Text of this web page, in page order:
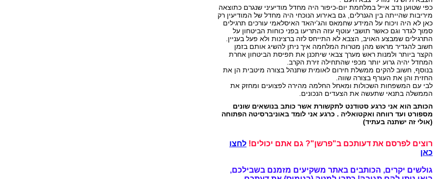
כפי שטוען נדב אייל במלחמת יום-כיפור היה מחדל מודיעיני שנגרם כתוצאה
מיריבות שהייתה בין הגנרלים, גם באירוע הנוכחי היה מחדל של המודיעין רק
כאן לא היה ויכוח על המידע שחמאס והג'יהאד האיסלאמי עורכים תרגילים
סמוך לגדר וגם כאשר תושבי עוטף עזה התריעו בפני כוחות הביטחון על
התרגילים שמבצע האויב, הצבא לא התייחס לזה ברצינות ולא פעל בעניין.
חשוב להגדיר מראש מהן מטרות המלחמה איך ניתן להשיג אותם בזמן
הקצר ביותר ולמנות ראש מערך צבאי שיתכנן את תפיסת הביטחון אחרת
המחדל יהיה גרוע יותר מכפי שהתחילה זירת הקרב.
בנוסף, חשוב להקים ממשלת חירום לאומית שתנהל בצורה מיטבית הן את
החזית והן את העורף בצורה שווה.
לבי עם המשפחות השכולות ומאחל החלמה מהירה לפצועים ומחזק את
הממשלה בתנאי שתעשה את הצעדים הנכונים.
הכותב הוא אני כרגע סטודנט לתקשורת אשר כותב בנושאים שונים
מספורט ועד רווחה ואקטואליה . כרגע אני לומד באוניברסיטה הפתוחה
(אולי זה ישתנה בעתיד)
רוצים לפרסם את דעותכם ב"פרשן"? גם אתם יכולים! לחצו
כאן
גולשים יקרים, הכותבים באתר משקיעים מזמנם בשבילכם,